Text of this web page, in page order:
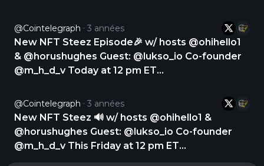
@Cointelegraph 3 années
New NFT Steez Episode🎉 w/ hosts @ohihello1
& @horushughes Guest: @lukso_io Co-founder
@m_h_d_v Today at 12 pm ET
@Cointelegraph 3 années
New NFT Steez 🔊 w/ hosts @ohihello1 &
@horushughes Guest: @lukso_io Co-founder
@m_h_d_v This Friday at 12 pm ET
https://t.co/xbNKBme1t3